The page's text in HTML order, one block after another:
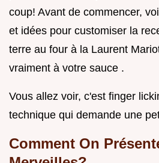
coup! Avant de commencer,
et idées pour customiser la
terre au four à la Laurent
vraiment à votre sauce .
Vous allez voir, c'est finger
technique qui demande une
Comment On